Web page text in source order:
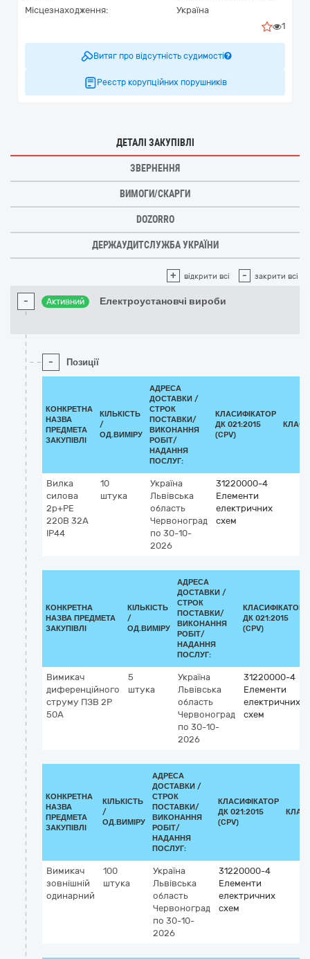
Місцезнаходження:
Україна
1
Витяг про відсутність судимості
Реєстр корупційних порушників
ДЕТАЛІ ЗАКУПІВЛІ
ЗВЕРНЕННЯ
ВИМОГИ/СКАРГИ
DOZORRO
ДЕРЖАУДИТСЛУЖБА УКРАЇНИ
+ відкрити всі - закрити всі
- Активний Електроустановчі вироби
- Позиції
КОНКРЕТНА
НАЗВА
ПРЕДМЕТА
ЗАКУПІВЛІ
КІЛЬКІСТЬ
/
ОД.ВИМІРУ
АДРЕСА
ДОСТАВКИ /
СТРОК
ПОСТАВКИ/
ВИКОНАННЯ
РОБІТ/
НАДАННЯ
ПОСЛУГ:
КЛАСИФІКАТОР
ДК 021:2015
(CPV)
Вилка
силова
2р+РЕ
220В 32А
ІР44
10
штука
Україна
Львівська
область
Червоноград
по 30-10-
2026
31220000-4
Елементи
електричних
схем
КОНКРЕТНА
НАЗВА ПРЕДМЕТА
ЗАКУПІВЛІ
КІЛЬКІСТЬ
/
ОД.ВИМІРУ
АДРЕСА
ДОСТАВКИ /
СТРОК
ПОСТАВКИ/
ВИКОНАННЯ
РОБІТ/
НАДАННЯ
ПОСЛУГ:
КЛАСИФІКАТОР
ДК 021:2015
(CPV)
Вимикач
диференційного
струму ПЗВ 2Р
50А
5
штука
Україна
Львівська
область
Червоноград
по 30-10-
2026
31220000-4
Елементи
електричних
схем
КОНКРЕТНА
НАЗВА
ПРЕДМЕТА
ЗАКУПІВЛІ
КІЛЬКІСТЬ
/
ОД.ВИМІРУ
АДРЕСА
ДОСТАВКИ /
СТРОК
ПОСТАВКИ/
ВИКОНАННЯ
РОБІТ/
НАДАННЯ
ПОСЛУГ:
КЛАСИФІКАТОР
ДК 021:2015
(CPV)
Вимикач
зовнішній
одинарний
100
штука
Україна
Львівська
область
Червоноград
по 30-10-
2026
31220000-4
Елементи
електричних
схем